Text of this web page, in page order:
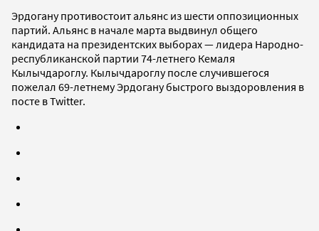
Эрдогану противостоит альянс из шести оппозиционных
партий. Альянс в начале марта выдвинул общего
кандидата на президентских выборах — лидера Народно-
республиканской партии 74-летнего Кемаля
Кылычдароглу. Кылычдароглу после случившегося
пожелал 69-летнему Эрдогану быстрого выздоровления в
посте в Twitter.